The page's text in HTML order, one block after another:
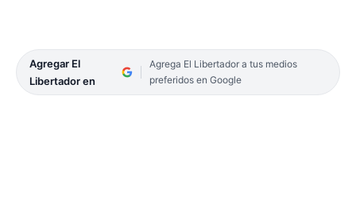
Agregar El
Libertador en
Agrega El Libertador a tus medios
preferidos en Google